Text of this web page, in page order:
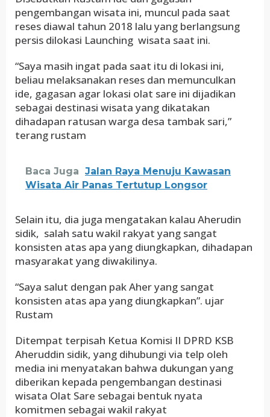
pengembangan wisata ini, muncul pada saat
reses diawal tahun 2018 lalu yang berlangsung
persis dilokasi Launching wisata saat ini.
“Saya masih ingat pada saat itu di lokasi ini,
beliau melaksanakan reses dan memunculkan
ide, gagasan agar lokasi olat sare ini dijadikan
sebagai destinasi wisata yang dikatakan
dihadapan ratusan warga desa tambak sari,”
terang rustam
Baca Juga Jalan Raya Menuju Kawasan
Wisata Air Panas Tertutup Longsor
Selain itu, dia juga mengatakan kalau Aherudin
sidik, salah satu wakil rakyat yang sangat
konsisten atas apa yang diungkapkan, dihadapan
masyarakat yang diwakilinya.
“Saya salut dengan pak Aher yang sangat
konsisten atas apa yang diungkapkan”. ujar
Rustam
Ditempat terpisah Ketua Komisi II DPRD KSB
Aheruddin sidik, yang dihubungi via telp oleh
media ini menyatakan bahwa dukungan yang
diberikan kepada pengembangan destinasi
wisata Olat Sare sebagai bentuk nyata
komitmen sebagai wakil rakyat